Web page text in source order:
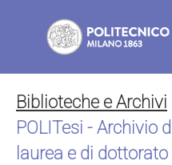
Biblioteche e Archivi
POLITesi - Archivio
laurea e di dottorato